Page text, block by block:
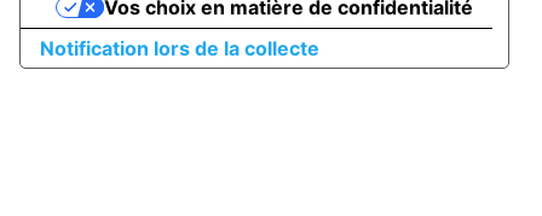
Notification lors de la collecte
Vos choix en matière de confidentialité